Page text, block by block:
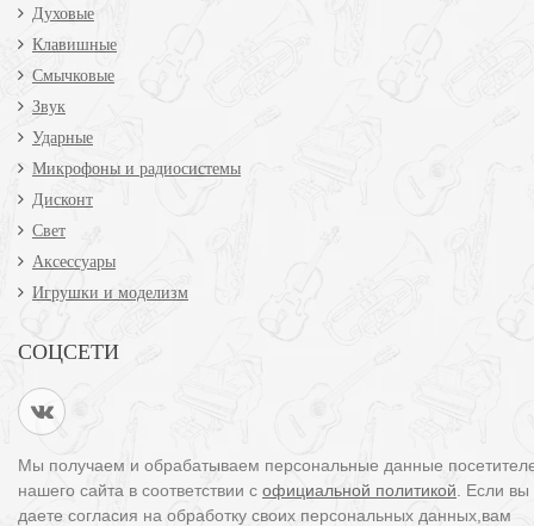
Духовые
Клавишные
Смычковые
Звук
Ударные
Микрофоны и радиосистемы
Дисконт
Свет
Аксессуары
Игрушки и моделизм
СОЦСЕТИ
Мы получаем и обрабатываем персональные данные
нашего сайта в соответствии с официальной политикой . Если
даете согласия на обработку своих персональных данных,вам